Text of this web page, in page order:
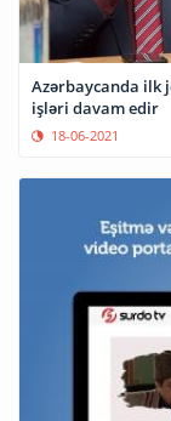
Azərbaycanda ilk
işləri davam edir
18-06-2021